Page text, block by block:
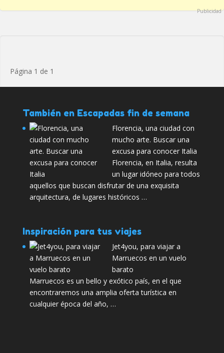
Publicidad
Página 1 de 1
También en Escapadas fin de semana
Florencia, una ciudad con
mucho arte. Buscar una
excusa para conocer Italia
Florencia, en Italia, resulta
un lugar idóneo para todos
aquellos que buscan disfrutar de una exquisita
arquitectura, de lugares históricos …
Inspiración para tus viajes
Jet4you, para viajar a
Marruecos en un vuelo
barato
Marruecos es un bello y exótico país, en el que
encontraremos una amplia oferta turística en
cualquier época del año, …